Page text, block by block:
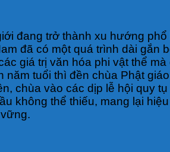
đang trở thành xu hướng
đã có một quá trình dài gắn
giá trị văn hóa phi vật thể
tuổi thì đền chùa Phật
chùa vào các dịp lễ hội quy
không thể thiếu, mang lại